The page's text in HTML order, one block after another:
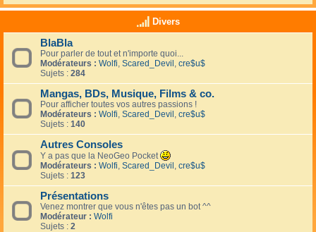
Divers
BlaBla
Pour parler de tout et n'importe quoi...
Modérateurs : Wolfi, Scared_Devil, cre$u$
Sujets : 284
Mangas, BDs, Musique, Films & co.
Pour afficher toutes vos autres passions !
Modérateurs : Wolfi, Scared_Devil, cre$u$
Sujets : 140
Autres Consoles
Y a pas que la NeoGeo Pocket
Modérateurs : Wolfi, Scared_Devil, cre$u$
Sujets : 123
Présentations
Venez montrer que vous n'êtes pas un bot ^^
Modérateur : Wolfi
Sujets : 2